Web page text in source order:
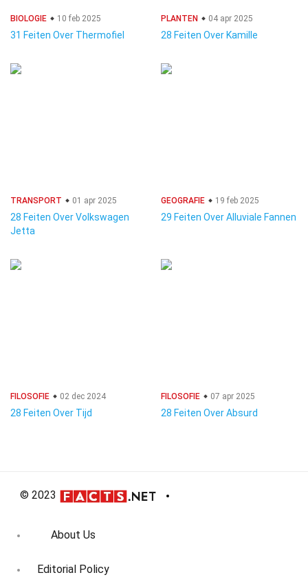
BIOLOGIE 10 feb 2025
31 Feiten Over Thermofiel
PLANTEN 04 apr 2025
28 Feiten Over Kamille
TRANSPORT 01 apr 2025
28 Feiten Over Volkswagen
Jetta
GEOGRAFIE 19 feb 2025
29 Feiten Over Alluviale Fannen
FILOSOFIE 02 dec 2024
28 Feiten Over Tijd
FILOSOFIE 07 apr 2025
28 Feiten Over Absurd
© 2023
About Us
Editorial Policy